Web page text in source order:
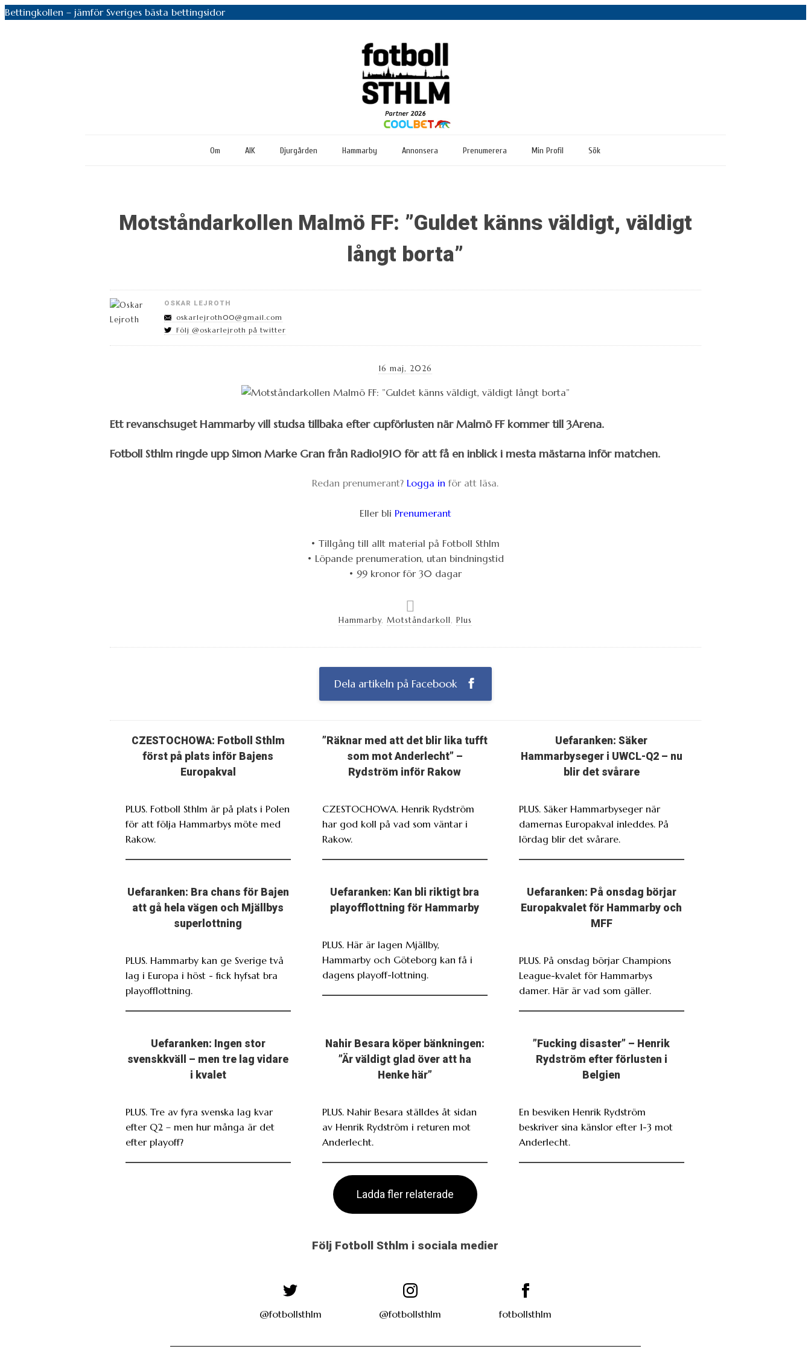
Bettingkollen – jämför Sveriges bästa bettingsidor
Om AIK Djurgården Hammarby Annonsera Prenumerera Min Profil Sök
Motståndarkollen Malmö FF: ”Guldet känns väldigt, väldigt
långt borta”
OSKAR LEJROTH
oskarlejroth00@gmail.com
Följ @oskarlejroth på twitter
16 maj, 2026
Ett revanschsuget Hammarby vill studsa tillbaka efter cupförlusten när Malmö FF kommer till 3Arena.
Fotboll Sthlm ringde upp Simon Marke Gran från Radio1910 för att få en inblick i mesta mästarna inför matchen.
Redan prenumerant? Logga in för att läsa.
Eller bli Prenumerant
• Tillgång till allt material på Fotboll Sthlm
• Löpande prenumeration, utan bindningstid
• 99 kronor för 30 dagar
Hammarby,Motståndarkoll , Plus
Dela artikeln på Facebook
CZESTOCHOWA: Fotboll Sthlm
först på plats inför Bajens
Europakval
PLUS. Fotboll Sthlm är på plats i Polen
för att följa Hammarbys möte med
Rakow.
”Räknar med att det blir lika tufft
som mot Anderlecht” –
Rydström inför Rakow
CZESTOCHOWA. Henrik Rydström
har god koll på vad som väntar i
Rakow.
Uefaranken: Säker
Hammarbyseger i UWCL-Q2 – nu
blir det svårare
PLUS. Säker Hammarbyseger när
damernas Europakval inleddes. På
lördag blir det svårare.
Uefaranken: Bra chans för Bajen
att gå hela vägen och Mjällbys
superlottning
PLUS. Hammarby kan ge Sverige två
lag i Europa i höst - fick hyfsat bra
playofflottning.
Uefaranken: Kan bli riktigt bra
playofflottning för Hammarby
PLUS. Här är lagen Mjällby,
Hammarby och Göteborg kan få i
dagens playoff-lottning.
Uefaranken: På onsdag börjar
Europakvalet för Hammarby och
MFF
PLUS. På onsdag börjar Champions
League-kvalet för Hammarbys
damer. Här är vad som gäller.
Uefaranken: Ingen stor
svenskkväll – men tre lag vidare
i kvalet
PLUS. Tre av fyra svenska lag kvar
efter Q2 – men hur många är det
efter playoff?
Nahir Besara köper bänkningen:
”Är väldigt glad över att ha
Henke här”
PLUS. Nahir Besara ställdes åt sidan
av Henrik Rydström i returen mot
Anderlecht.
”Fucking disaster” – Henrik
Rydström efter förlusten i
Belgien
En besviken Henrik Rydström
beskriver sina känslor efter 1-3 mot
Anderlecht.
Ladda fler relaterade
Följ Fotboll Sthlm i sociala medier
@fotbollsthlm @fotbollsthlm fotbollsthlm